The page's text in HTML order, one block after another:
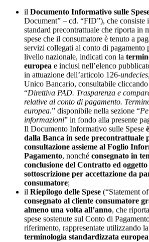
il Documento Informativo sulle
Document” – cd. “FID”), che consiste
standard precontrattuale che riporta in
spese che il consumatore è tenuto a
servizi collegati al conto di pagamento
livello nazionale, indicati con la
europea e inclusi nell’elenco
in attuazione dell’articolo 126-undecies
Unico Bancario, consultabile
“Direttiva PAD. Trasparenza e
relative al conto di pagamento.
europea.” disponibile nella sezione “
informazioni” in fondo alla presente
Il Documento Informativo sulle Spese
dalla Banca in sede precontrattuale
consultazione assieme al Foglio
Pagamento, nonché consegnato in
conclusione del Contratto ed
sottoscrizione per accettazione da
consumatore;
il Riepilogo delle Spese (“Statement
consegnato al cliente consumatore
almeno una volta all’anno, che
spese sostenute sul Conto di
riferimento, rappresentate utilizzando
terminologia standardizzata europea